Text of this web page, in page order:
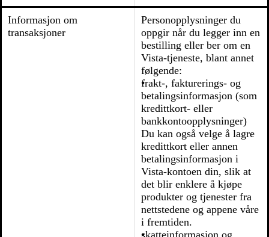
Informasjon om
transaksjoner
Personopplysninger du
oppgir når du legger inn en
bestilling eller ber om en
Vista-tjeneste, blant annet
følgende:
frakt-, fakturerings- og
betalingsinformasjon (som
kredittkort- eller
bankkontoopplysninger)
Du kan også velge å lagre
kredittkort eller annen
betalingsinformasjon i
Vista-kontoen din, slik at
det blir enklere å kjøpe
produkter og tjenester fra
nettstedene og appene våre
i fremtiden.
skatteinformasjon og